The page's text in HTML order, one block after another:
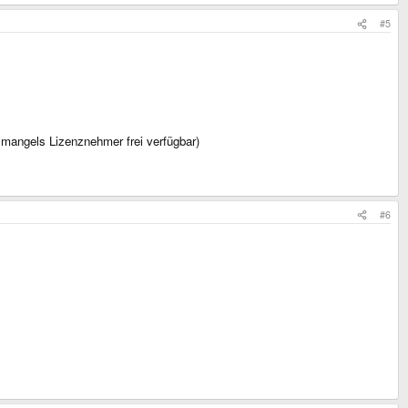
#5
Lizenznehmer frei verfügbar)
#6